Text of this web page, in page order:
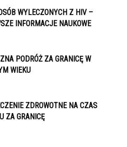
WYLECZONYCH Z HIV –
INFORMACJE NAUKOWE
PODRÓŻ ZA GRANICĘ W
WIEKU
ZDROWOTNE NA CZAS
ZA GRANICĘ